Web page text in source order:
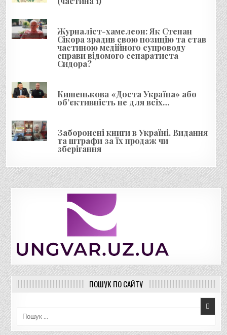
п
и
с
і
в
Журналіст-хамелеон: Як Степан
Сікора зрадив свою позицію та став
частиною медійного супроводу
справи відомого сепаратиста
Сидора?
Кишенькова «Доста Україна» або
об’єктивність не для всіх…
Заборонені книги в Україні. Видання
та штрафи за їх продаж чи
зберігання
ПОШУК ПО САЙТУ